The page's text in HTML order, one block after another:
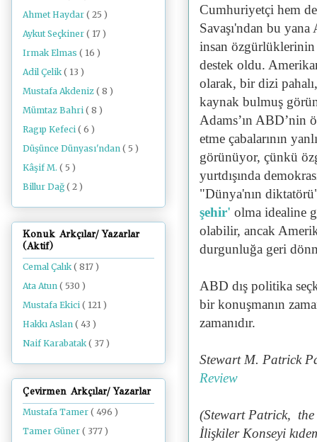
Cumhuriyetçi hem
Savaşı'ndan bu
insan
destek oldu.
olarak, bir dizi pahalı,
kaynak bulmuş
Adams’ın ABD’nin
etme çabalarının
görünüyor, çünkü
yurtdışında
"Dünya'nın
şehir' olma idealine
olabilir, ancak
durgunluğa geri
ABD dış politika
bir konuşmanın
zamanıdır.
Stewart M. Patrick
Review
(Stewart Patrick,
İlişkiler Konseyi
Ahmet Haydar ( 25 )
Aykut Seçkiner ( 17 )
Irmak Elmas ( 16 )
Adil Çelik ( 13 )
Mustafa Akdeniz ( 8 )
Mümtaz Bahri ( 8 )
Ragıp Kefeci ( 6 )
Düşünce Dünyası'ndan ( 5 )
Kâşif M. ( 5 )
Billur Dağ ( 2 )
Konuk Arkçılar/ Yazarlar
(Aktif)
Cemal Çalık( 817 )
Ata Atun ( 530 )
Mustafa Ekici ( 121 )
Hakkı Aslan ( 43 )
Naif Karabatak( 37 )
Çevirmen Arkçılar/ Yazarlar
Mustafa Tamer ( 496 )
Tamer Güner ( 377 )